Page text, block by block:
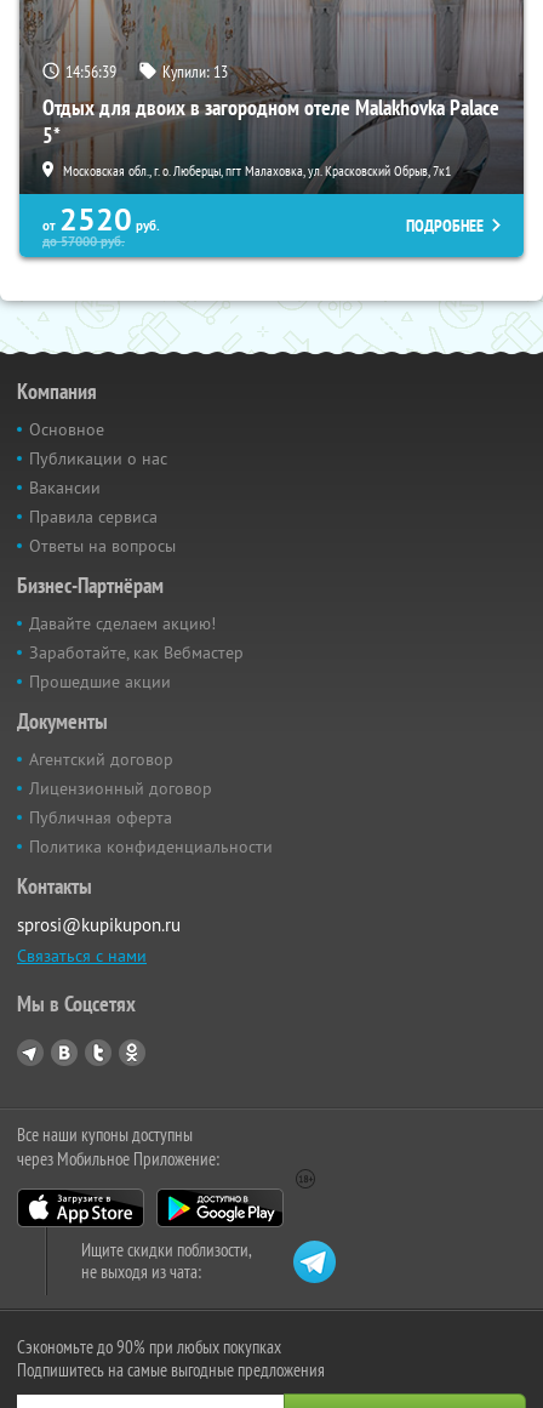
14:56:38 Купили:13
Отдых для двоих в загородном отеле Malakhovka Palace
5*
Московская обл., г. о. Люберцы, пгт Малаховка, ул. Красковский Обрыв, 7к1
от 2520 руб.
до57000руб.
ПОДРОБНЕЕ
Компания
Основное
Публикации о нас
Вакансии
Правила сервиса
Ответы на вопросы
Бизнес-Партнёрам
Давайте сделаем акцию!
Заработайте, как Вебмастер
Прошедшие акции
Документы
Агентский договор
Лицензионный договор
Публичная оферта
Политика конфиденциальности
Контакты
sprosi@kupikupon.ru
Связаться с нами
Мы в Соцсетях
Все наши купоны доступны
через Мобильное Приложение:
Ищите скидки поблизости,
не выходя из чата:
Сэкономьте до 90% при любых покупках
Подпишитесь на самые выгодные предложения